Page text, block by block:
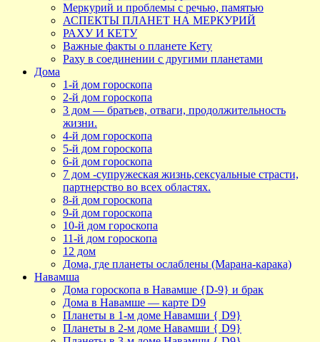
Меркурий и проблемы с речью, памятью
АСПЕКТЫ ПЛАНЕТ НА МЕРКУРИЙ
РАХУ И КЕТУ
Важные факты о планете Кету
Раху в соединении с другими планетами
Дома
1-й дом гороскопа
2-й дом гороскопа
3 дом — братьев, отваги, продолжительность
жизни.
4-й дом гороскопа
5-й дом гороскопа
6-й дом гороскопа
7 дом -супружеская жизнь,сексуальные страсти,
партнерство во всех областях.
8-й дом гороскопа
9-й дом гороскопа
10-й дом гороскопа
11-й дом гороскопа
12 дом
Дома, где планеты ослаблены (Марана-карака)
Навамша
Дома гороскопа в Навамше {D-9} и брак
Дома в Навамше — карте D9
Планеты в 1-м доме Навамши { D9}
Планеты в 2-м доме Навамши { D9}